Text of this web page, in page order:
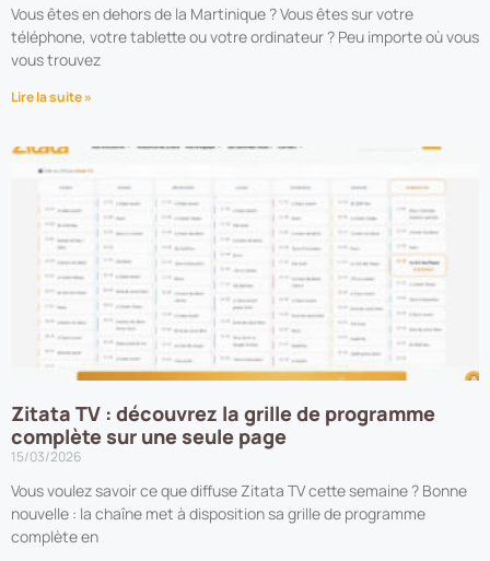
Vous êtes en dehors de la Martinique ? Vous êtes sur votre
téléphone, votre tablette ou votre ordinateur ? Peu importe où vous
vous trouvez
Lire la suite »
Zitata TV : découvrez la grille de programme
complète sur une seule page
15/03/2026
Vous voulez savoir ce que diffuse Zitata TV cette semaine ? Bonne
nouvelle : la chaîne met à disposition sa grille de programme
complète en